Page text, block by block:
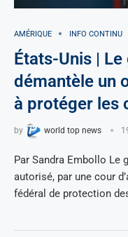
AMÉRIQUE INFO CONTINU
États-Unis |
démantèle un
à protéger les
by world top news
Par Sandra Embollo Le
autorisé, par une cour
fédéral de protection